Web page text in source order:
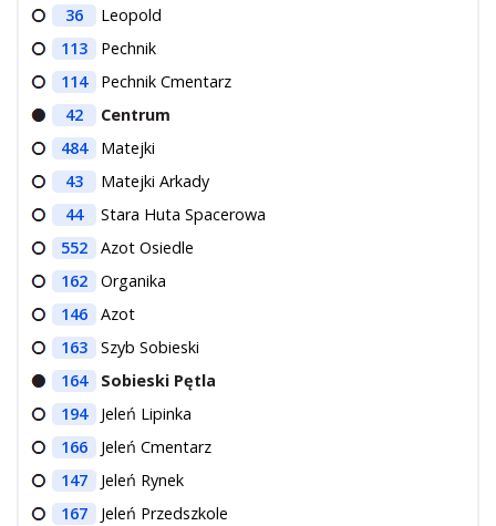
36
Leopold
113
Pechnik
114
Pechnik Cmentarz
42
Centrum
484
Matejki
43
Matejki Arkady
44
Stara Huta Spacerowa
552
Azot Osiedle
162
Organika
146
Azot
163
Szyb Sobieski
164
Sobieski Pętla
194
Jeleń Lipinka
166
Jeleń Cmentarz
147
Jeleń Rynek
167
Jeleń Przedszkole